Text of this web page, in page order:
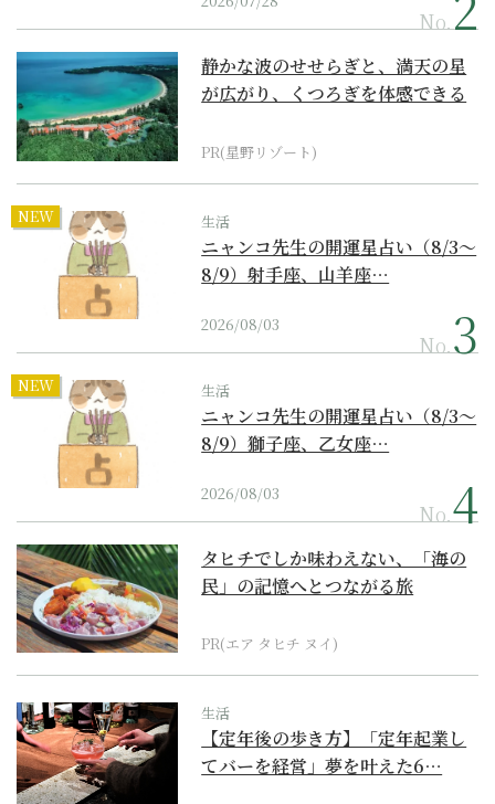
No.
静かな波のせせらぎと、満天の星
が広がり、くつろぎを体感できる
PR(星野リゾート)
NEW 生活
ニャンコ先生の開運星占い（8/3～
8/9）射手座、山羊座…
2026/08/03
No.
NEW 生活
ニャンコ先生の開運星占い（8/3～
8/9）獅子座、乙女座…
2026/08/03
No.
タヒチでしか味わえない、「海の
民」の記憶へとつながる旅
PR(エア タヒチ ヌイ)
生活
【定年後の歩き方】「定年起業し
てバーを経営」夢を叶えた6…